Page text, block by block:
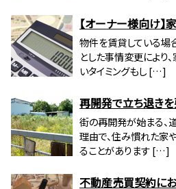
【オーナー様向け】
物件を賃貸している場
とした事情変更により
いタイミングもし […]
再開発で立ち退き
街の再開発が始まる、
理由で、住み慣れた家
ることがあります […]
不動産売買契約に